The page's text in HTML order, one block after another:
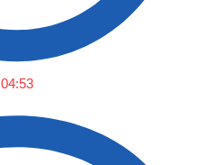
04:53